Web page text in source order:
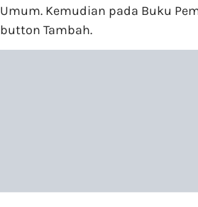
Umum. Kemudian pada Buku
button Tambah.